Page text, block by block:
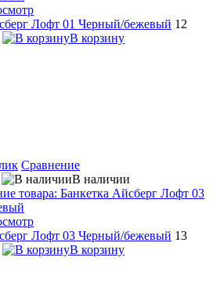
Лофт 01 Черный/бежевый 12
В корзину
Сравнение
В наличии
Лофт 03 Черный/бежевый 13
В корзину